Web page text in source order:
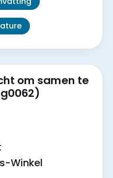
om samen te
Winkel